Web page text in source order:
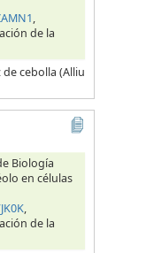
,
de la
cebolla (Alliu
Biología
en células
,
de la